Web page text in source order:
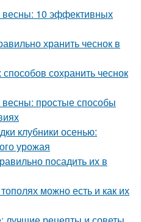
весны: 10 эффективных
хранить чеснок в
сохранить чеснок
весны: простые способы
клубники осенью:
урожая
посадить их в
можно есть и как их